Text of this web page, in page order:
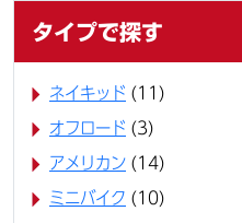
タイプで探す
ネイキッド (11)
オフロード (3)
アメリカン (14)
ミニバイク (10)